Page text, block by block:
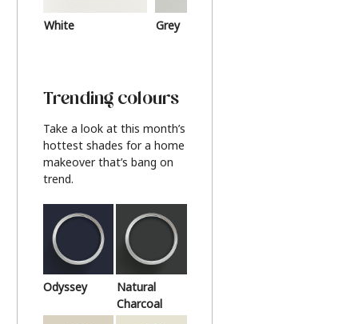
White Grey
Trending colours
Take a look at this month’s
hottest shades for a home
makeover that’s bang on
trend.
Odyssey
Natural
Charcoal